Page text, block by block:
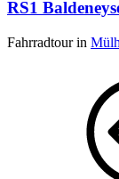
RS1
Fahrradtour in